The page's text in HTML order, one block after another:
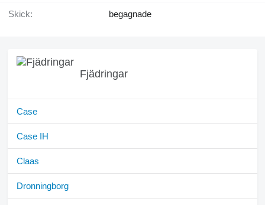
Skick: begagnade
Fjädringar
Case
Case IH
Claas
Dronningborg